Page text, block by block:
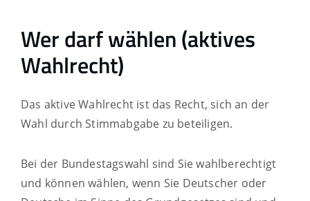
Wer darf wählen (aktives
Wahlrecht)
Das aktive Wahlrecht ist das Recht, sich an der
Wahl durch Stimmabgabe zu beteiligen.
Bei der Bundestagswahl sind Sie wahlberechtigt
und können wählen, wenn Sie Deutscher oder